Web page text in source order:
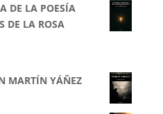
DE LA POESÍA
DE LA ROSA
MARTÍN YÁÑEZ